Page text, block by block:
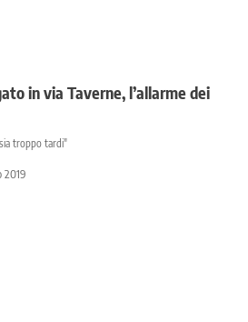
in via Taverne, l’allarme dei
troppo tardi"
2019